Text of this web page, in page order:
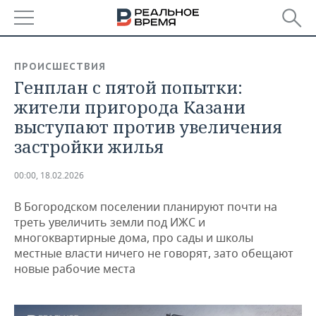
БАШКОРТОСТАН
ТАТАРСТАН
УДМУРТИЯ
НОВОСТИ
АНАЛИТИКА
НОВОСТИ АНАЛИТИКИ
ДЕКЛАРАЦИИ О ДОХОДАХ
КОРОЛИ ГОСЗАКАЗА ПФО
ВУЗЫ ТАТАРСТАНА
КОМУ ПРИНАДЛЕЖАТ
ЭКОНОМИКА
НОВОСТИ ЭКОНОМИКИ
ФИНАНСЫ
БАНКИ
БЮДЖЕТ
ПРОМЫШЛЕННОСТЬ
НОВОСТИ
ПРОМЫШЛЕННОСТИ
АГРОПРОМ
НЕДВИЖИМОСТЬ
НОВОСТИ НЕДВИЖИМОСТИ
АВТО
НОВОСТИ АВТО
БИЗНЕС
ПРОИСШЕСТВИЯ
Генплан с пятой попытки:
жители пригорода Казани
выступают против увеличения
застройки жилья
00:00, 18.02.2026
В Богородском поселении планируют почти на
треть увеличить земли под ИЖС и
многоквартирные дома, про сады и школы
местные власти ничего не говорят, зато обещают
новые рабочие места